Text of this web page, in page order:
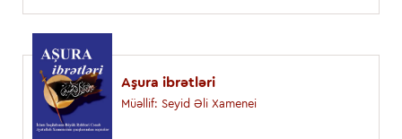
Aşura ibrətləri
Müəllif: Seyid Əli Xamenei